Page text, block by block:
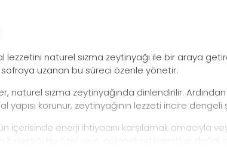
lezzetini naturel sızma zeytinyağı ile bir araya
uzanan bu süreci özenle yönetir.
naturel sızma zeytinyağında dinlendirilir.
yapısı korunur, zeytinyağının lezzeti incire
içerisinde enerji ihtiyacını karşılamak amacıyla